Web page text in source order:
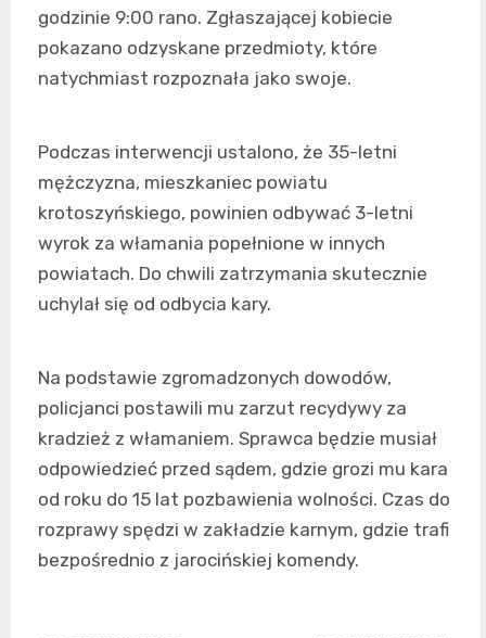
godzinie 9:00 rano. Zgłaszającej kobiecie
pokazano odzyskane przedmioty, które
natychmiast rozpoznała jako swoje.
Podczas interwencji ustalono, że 35-letni
mężczyzna, mieszkaniec powiatu
krotoszyńskiego, powinien odbywać 3-letni
wyrok za włamania popełnione w innych
powiatach. Do chwili zatrzymania skutecznie
uchylał się od odbycia kary.
Na podstawie zgromadzonych dowodów,
policjanci postawili mu zarzut recydywy za
kradzież z włamaniem. Sprawca będzie musiał
odpowiedzieć przed sądem, gdzie grozi mu kara
od roku do 15 lat pozbawienia wolności. Czas do
rozprawy spędzi w zakładzie karnym, gdzie trafi
bezpośrednio z jarocińskiej komendy.